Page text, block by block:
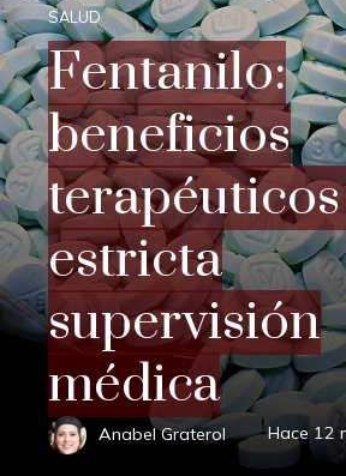
SALUD
Fentanilo:
beneficios
estricta
supervisión
médica
Anabel Graterol Hace 12